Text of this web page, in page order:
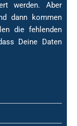
werden. Aber
dann kommen
die fehlenden
Deine Daten